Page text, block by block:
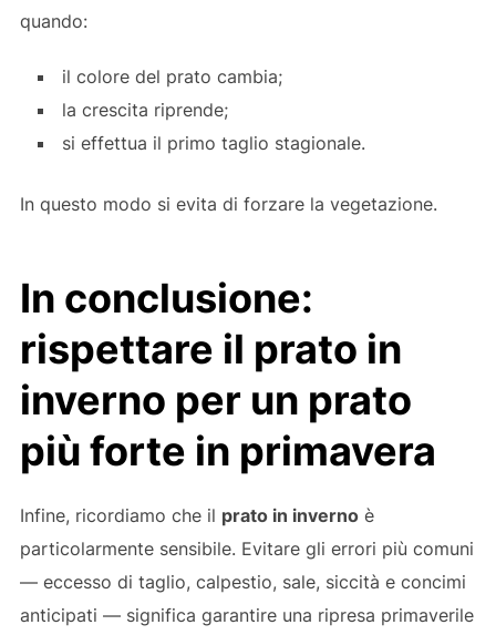
quando:
il colore del prato cambia;
la crescita riprende;
si effettua il primo taglio stagionale.
In questo modo si evita di forzare la vegetazione.
In conclusione:
rispettare il prato in
inverno per un prato
più forte in primavera
Infine, ricordiamo che il prato in invernoè
particolarmente sensibile. Evitare gli errori più comuni
— eccesso di taglio, calpestio, sale, siccità e concimi
anticipati — significa garantire una ripresa primaverile